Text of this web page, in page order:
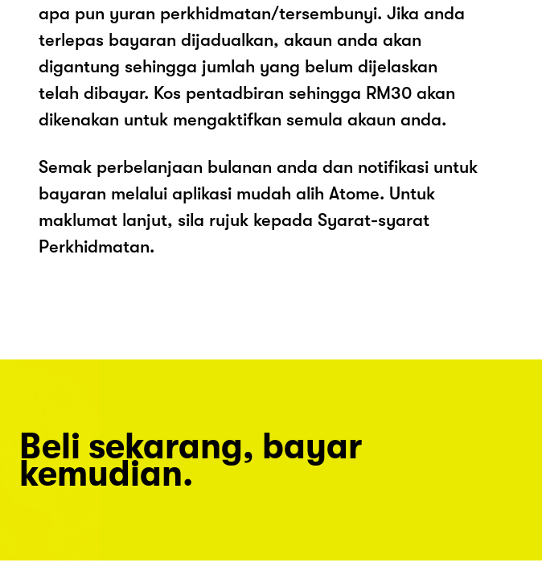
apa pun yuran perkhidmatan/tersembunyi. Jika anda
terlepas bayaran dijadualkan, akaun anda akan
digantung sehingga jumlah yang belum dijelaskan
telah dibayar. Kos pentadbiran sehingga RM30 akan
dikenakan untuk mengaktifkan semula akaun anda.
Semak perbelanjaan bulanan anda dan notifikasi untuk
bayaran melalui aplikasi mudah alih Atome. Untuk
maklumat lanjut, sila rujuk kepada Syarat-syarat
Perkhidmatan.
Beli sekarang, bayar
kemudian.